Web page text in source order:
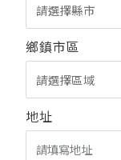
請選擇縣市
鄉鎮市區
請選擇區域
地址